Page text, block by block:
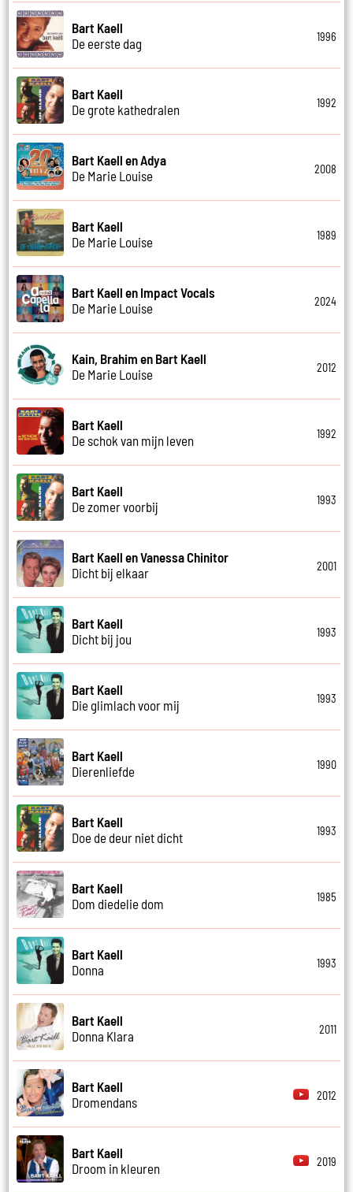
Bart Kaell
De eerste dag
1996
Bart Kaell
De grote kathedralen
1992
Bart Kaell en Adya
De Marie Louise
2008
Bart Kaell
De Marie Louise
1989
Bart Kaell en Impact Vocals
De Marie Louise
2024
Kain, Brahim en Bart Kaell
De Marie Louise
2012
Bart Kaell
De schok van mijn leven
1992
Bart Kaell
De zomer voorbij
1993
Bart Kaell en Vanessa Chinitor
Dicht bij elkaar
2001
Bart Kaell
Dicht bij jou
1993
Bart Kaell
Die glimlach voor mij
1993
Bart Kaell
Dierenliefde
1990
Bart Kaell
Doe de deur niet dicht
1993
Bart Kaell
Dom diedelie dom
1985
Bart Kaell
Donna
1993
Bart Kaell
Donna Klara
2011
Bart Kaell
Dromendans
2012
Bart Kaell
Droom in kleuren
2019